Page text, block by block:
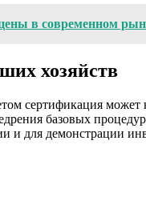
в современном
хозяйств
сертификация
базовых
для демонстрации